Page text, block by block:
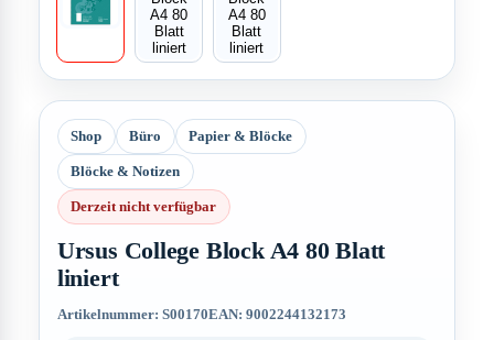
Shop Büro Papier & Blöcke
Blöcke & Notizen
Derzeit nicht verfügbar
Ursus College Block A4 80 Blatt
liniert
Artikelnummer: S00170EAN: 9002244132173